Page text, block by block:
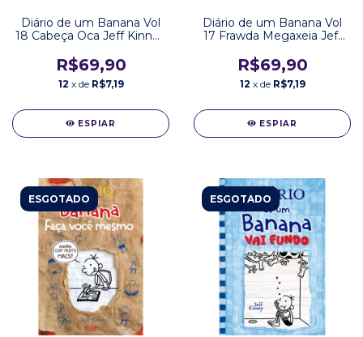
Diário de um Banana Vol
18 Cabeça Oca Jeff Kinney
R$69,90
12 x de R$7,19
ESPIAR
Diário de um Banana Vol
17 Frawda Megaxeia Jeff
R$69,90
12 x de R$7,19
ESPIAR
ESGOTADO ESGOTADO